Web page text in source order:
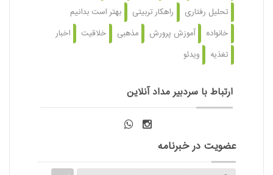
تحلیل رفتاری
راهکار تربیتی
بهتر است بدانیم
خانواده
آموزش پرورش مذهبی خلاقیت
اخبار
تغذیه
ویدئو
ارتباط با سردبیر مداد آنلاین
عضویت در خبرنامه